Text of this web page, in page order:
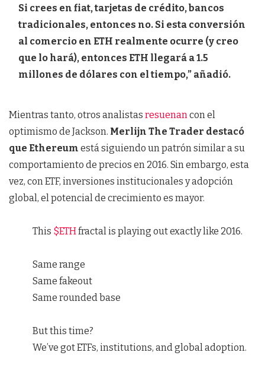
Si crees en fiat, tarjetas de crédito, bancos
tradicionales, entonces no. Si esta conversión
al comercio en ETH realmente ocurre (y creo
que lo hará), entonces ETH llegará a 1.5
millones de dólares con el tiempo,” añadió.
Mientras tanto, otros analistas resuenancon el
optimismo de Jackson. Merlijn The Trader destacó
que Ethereum está siguiendo un patrón similar a su
comportamiento de precios en 2016. Sin embargo, esta
vez, con ETF, inversiones institucionales y adopción
global, el potencial de crecimiento es mayor.
This $ETHfractal is playing out exactly like 2016.
Same range
Same fakeout
Same rounded base
But this time?
We’ve got ETFs, institutions, and global adoption.